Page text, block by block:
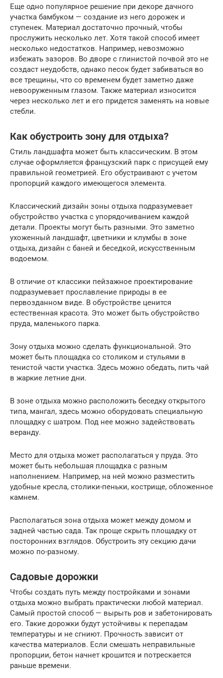
Еще одно популярное решение при декоре дачного
участка бамбуком — создание из него дорожек и
ступенек. Материал достаточно прочный, чтобы
прослужить несколько лет. Хотя такой способ имеет
несколько недостатков. Например, невозможно
избежать зазоров. Во дворе с глинистой почвой это не
создаст неудобств, однако песок будет забиваться во
все трещины, что со временем будет заметно даже
невооруженным глазом. Также материал износится
через несколько лет и его придется заменять на новые
стебли.
Как обустроить зону для отдыха?
Стиль ландшафта может быть классическим. В этом
случае оформляется французский парк с присущей ему
правильной геометрией. Его обустраивают с учетом
пропорций каждого имеющегося элемента.
Классический дизайн зоны отдыха подразумевает
обустройство участка с упорядочиванием каждой
детали. Проекты могут быть разными. Это заметно
ухоженный ландшафт, цветники и клумбы в зоне
отдыха, дизайн с баней и беседкой, искусственным
водоемом.
В отличие от классики пейзажное проектирование
подразумевает прославление природы в ее
первозданном виде. В обустройстве ценится
естественная красота. Это может быть обустройство
пруда, маленького парка.
Зону отдыха можно сделать функциональной. Это
может быть площадка со столиком и стульями в
тенистой части участка. Здесь можно обедать, пить чай
в жаркие летние дни.
В зоне отдыха можно расположить беседку открытого
типа, мангал, здесь можно оборудовать специальную
площадку с шатром. Под нее можно задействовать
веранду.
Место для отдыха может располагаться у пруда. Это
может быть небольшая площадка с разным
наполнением. Например, на ней можно разместить
удобные кресла, столики-пеньки, кострище, обложенное
камнем.
Располагаться зона отдыха может между домом и
задней частью сада. Так проще скрыть площадку от
посторонних взглядов. Обустроить эту секцию дачи
можно по-разному.
Садовые дорожки
Чтобы создать путь между постройками и зонами
отдыха можно выбрать практически любой материал.
Самый простой способ — вырыть ров и забетонировать
его. Такие дорожки будут устойчивы к перепадам
температуры и не сгниют. Прочность зависит от
качества материалов. Если смешать неправильные
пропорции, бетон начнет крошится и потрескается
раньше времени.